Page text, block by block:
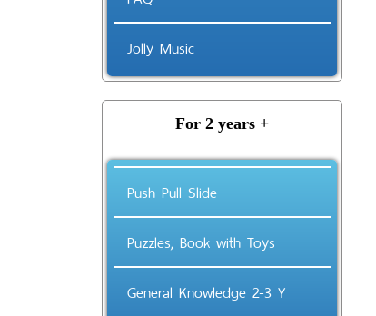
Jolly Music
For 2 years +
Push Pull Slide
Puzzles, Book with Toys
General Knowledge 2-3 Y